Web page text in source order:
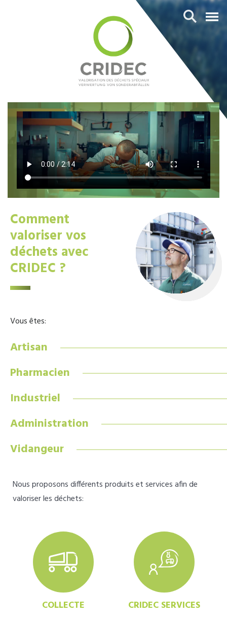
Comment
valoriser vos
déchets avec
CRIDEC ?
Vous êtes:
Artisan
Pharmacien
Industriel
Administration
Vidangeur
Nous proposons différents produits et services afin de
valoriser les déchets:
COLLECTE CRIDEC SERVICES